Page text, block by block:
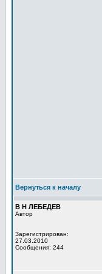
Вернуться к началу
В Н ЛЕБЕДЕВ
Автор
Зарегистрирован:
27.03.2010
Сообщения: 244